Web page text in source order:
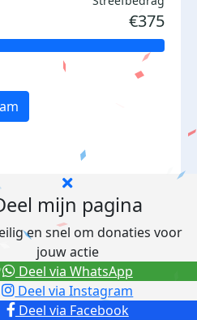
€375
mijn pagina
en snel om donaties voor
jouw actie
Deel via Facebook
Deel via Instagram
Deel via WhatsApp